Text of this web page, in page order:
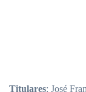
Titulares: José